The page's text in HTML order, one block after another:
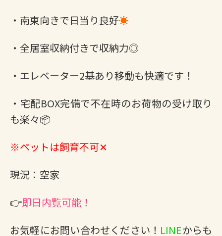
・南東向きで日当り良好☀
・全居室収納付きで収納力◎
・エレベーター2基あり移動も快適です！
・宅配BOX完備で不在時のお荷物の受け取り
も楽々📦
※ペットは飼育不可✕
現況：空家
👉即日内覧可能！
お気軽にお問い合わせください！ LINEからも